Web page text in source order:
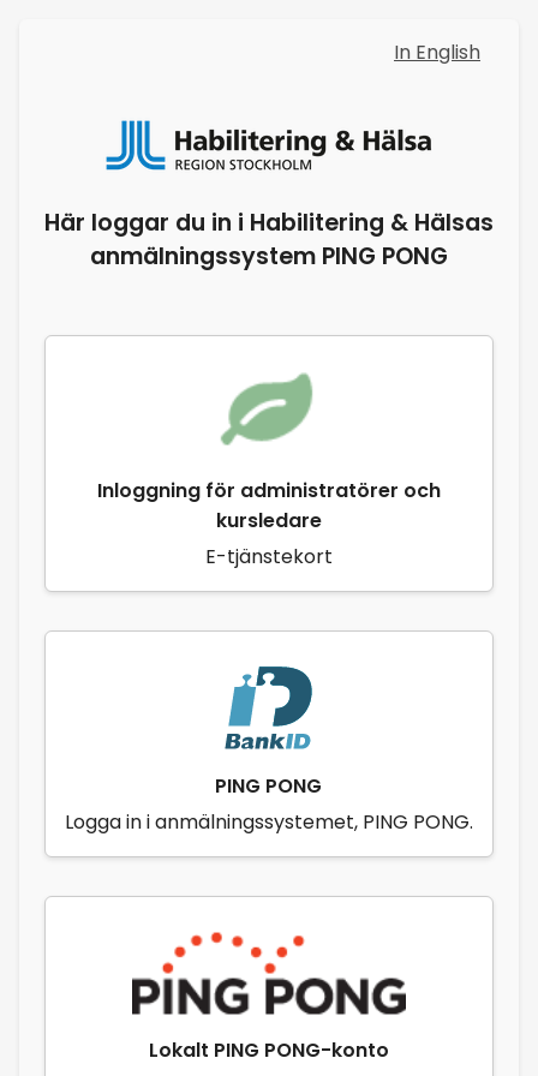
In English
Här loggar du in i Habilitering & Hälsas
anmälningssystem PING PONG
Inloggning för administratörer och
kursledare
E-tjänstekort
PING PONG
Logga in i anmälningssystemet, PING PONG.
Lokalt PING PONG-konto